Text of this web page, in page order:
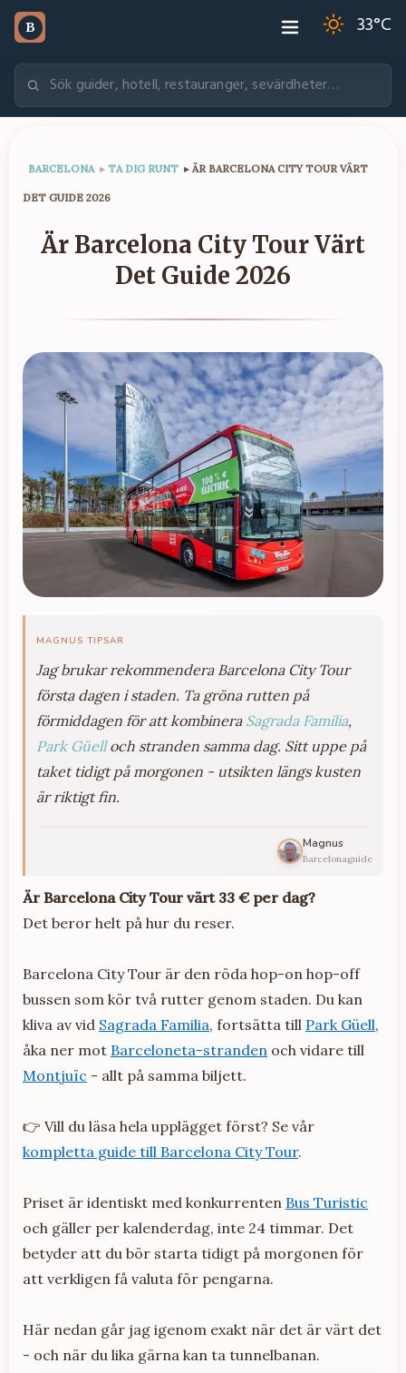
B 33°C
BARCELONA ▸ TA DIG RUNT ▸ÄR BARCELONA CITY TOUR VÄRT
DET GUIDE 2026
Är Barcelona City Tour Värt
Det Guide 2026
MAGNUS TIPSAR
Jag brukar rekommendera Barcelona City Tour
första dagen i staden. Ta gröna rutten på
förmiddagen för att kombinera Sagrada Familia,
Park Güelloch stranden samma dag. Sitt uppe på
taket tidigt på morgonen - utsikten längs kusten
är riktigt fin.
Magnus
Barcelonaguide
Är Barcelona City Tour värt 33 € per dag?
Det beror helt på hur du reser.
Barcelona City Tour är den röda hop-on hop-off
bussen som kör två rutter genom staden. Du kan
kliva av vid Sagrada Familia, fortsätta till Park Güell,
åka ner mot Barceloneta-stranden och vidare till
Montjuïc - allt på samma biljett.
👉 Vill du läsa hela upplägget först? Se vår
kompletta guide till Barcelona City Tour.
Priset är identiskt med konkurrenten Bus Turistic
och gäller per kalenderdag, inte 24 timmar. Det
betyder att du bör starta tidigt på morgonen för
att verkligen få valuta för pengarna.
Här nedan går jag igenom exakt när det är värt det
- och när du lika gärna kan ta tunnelbanan.